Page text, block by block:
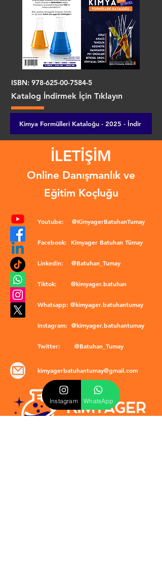
ISBN: 978-625-00-7584-5
Katalog İndirmek İçin Tıklayın
Kimya Formülleri Kataloğu - 2025 - İndir
İLETİŞİM
Online Danışmanlık ve
Eğitim Koçluğu
Youtube: @KimyagerBatuhanTumay
Facebook: Kimyager Batuhan Tümay
Linkedin: @Batuhan_Tumay
Tiktok: @kimyager.batuhan
Whatsapp: @kimyager.batuhantumay
Instagram: @kimyager.batuhantumay
Twitter: @Batuhan_Tumay
kimyagerbatuhantumay@gmail.com
Instagram WhatsApp